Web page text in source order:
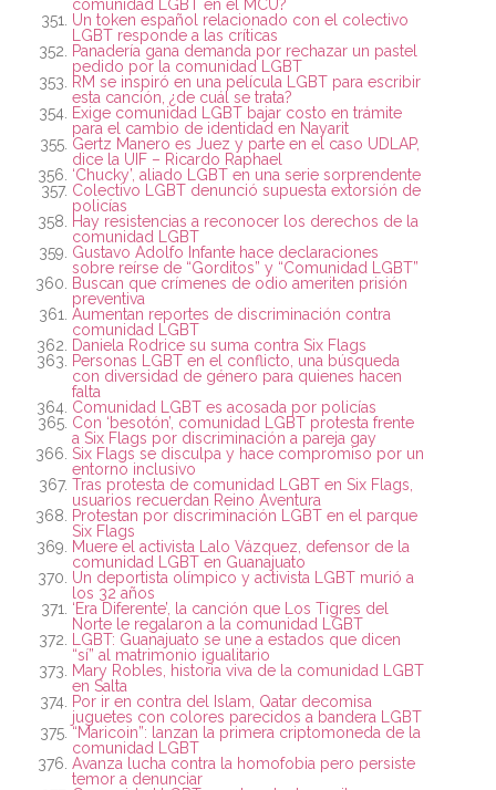
comunidad LGBT en el MCU?
Un token español relacionado con el colectivo
LGBT responde a las críticas
Panadería gana demanda por rechazar un pastel
pedido por la comunidad LGBT
RM se inspiró en una película LGBT para escribir
esta canción, ¿de cuál se trata?
Exige comunidad LGBT bajar costo en trámite
para el cambio de identidad en Nayarit
Gertz Manero es Juez y parte en el caso UDLAP,
dice la UIF – Ricardo Raphael
‘Chucky’, aliado LGBT en una serie sorprendente
Colectivo LGBT denunció supuesta extorsión de
policías
Hay resistencias a reconocer los derechos de la
comunidad LGBT
Gustavo Adolfo Infante hace declaraciones
sobre reírse de “Gorditos” y “Comunidad LGBT”
Buscan que crímenes de odio ameriten prisión
preventiva
Aumentan reportes de discriminación contra
comunidad LGBT
Daniela Rodrice su suma contra Six Flags
Personas LGBT en el conflicto, una búsqueda
con diversidad de género para quienes hacen
falta
Comunidad LGBT es acosada por policías
Con ‘besotón’, comunidad LGBT protesta frente
a Six Flags por discriminación a pareja gay
Six Flags se disculpa y hace compromiso por un
entorno inclusivo
Tras protesta de comunidad LGBT en Six Flags,
usuarios recuerdan Reino Aventura
Protestan por discriminación LGBT en el parque
Six Flags
Muere el activista Lalo Vázquez, defensor de la
comunidad LGBT en Guanajuato
Un deportista olímpico y activista LGBT murió a
los 32 años
‘Era Diferente’, la canción que Los Tigres del
Norte le regalaron a la comunidad LGBT
LGBT: Guanajuato se une a estados que dicen
“sí” al matrimonio igualitario
Mary Robles, historia viva de la comunidad LGBT
en Salta
Por ir en contra del Islam, Qatar decomisa
juguetes con colores parecidos a bandera LGBT
“Maricoin”: lanzan la primera criptomoneda de la
comunidad LGBT
Avanza lucha contra la homofobia pero persiste
temor a denunciar